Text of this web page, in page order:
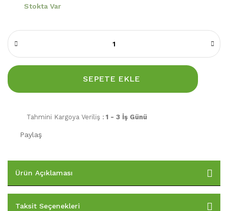
Stokta Var
SEPETE EKLE
Tahmini Kargoya Veriliş : 1 - 3 İş Günü
Paylaş
Ürün Açıklaması
Taksit Seçenekleri